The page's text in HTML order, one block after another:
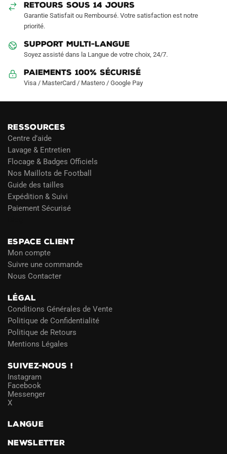
page
RETOURS SOUS 14 JOURS
Garantie Satisfait ou Remboursé. Votre satisfaction est notre
priorité.
SUPPORT MULTI-LANGUE
Soyez assisté dans la Langue de votre choix, 24/7.
Paiements 100% Sécurisé
Visa / MasterCard / Mastero / Google Pay
RESSOURCES
Centre d’aide
Lavage & Entretien
Flocage & Badges Officiels
Nos Maillots de Football
Guide des tailles
Expédition & Suivi
Paiement Sécurisé
ESPACE CLIENT
Mon compte
Suivre une commande
Nous Contacter
LÉGAL
Conditions Générales de Vente
Politique de Confidentialité
Politique de Retours
Mentions Légales
SUIVEZ-NOUS !
Instagram
Facebook
Messenger
X
LANGUE
NEWSLETTER